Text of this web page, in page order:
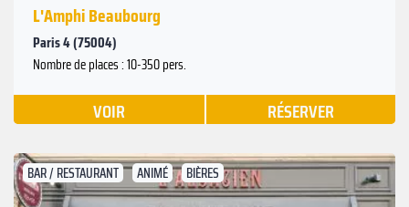
L'Amphi Beaubourg
Paris 4 (75004)
Nombre de places : 10-350 pers.
VOIR RÉSERVER
BAR / RESTAURANT ANIMÉ BIÈRES